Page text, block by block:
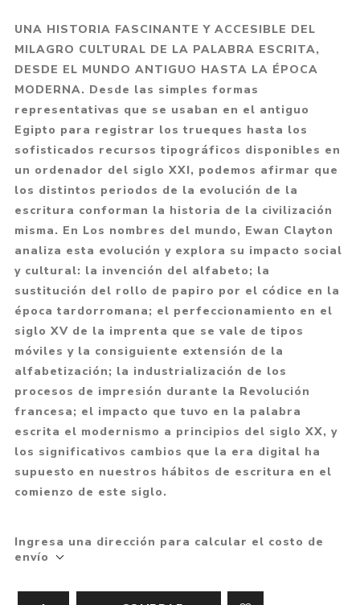
UNA HISTORIA FASCINANTE Y ACCESIBLE DEL
MILAGRO CULTURAL DE LA PALABRA ESCRITA,
DESDE EL MUNDO ANTIGUO HASTA LA ÉPOCA
MODERNA. Desde las simples formas
representativas que se usaban en el antiguo
Egipto para registrar los trueques hasta los
sofisticados recursos tipográficos disponibles en
un ordenador del siglo XXI, podemos afirmar que
los distintos periodos de la evolución de la
escritura conforman la historia de la civilización
misma. En Los nombres del mundo, Ewan Clayton
analiza esta evolución y explora su impacto social
y cultural: la invención del alfabeto; la
sustitución del rollo de papiro por el códice en la
época tardorromana; el perfeccionamiento en el
siglo XV de la imprenta que se vale de tipos
móviles y la consiguiente extensión de la
alfabetización; la industrialización de los
procesos de impresión durante la Revolución
francesa; el impacto que tuvo en la palabra
escrita el modernismo a principios del siglo XX, y
los significativos cambios que la era digital ha
supuesto en nuestros hábitos de escritura en el
comienzo de este siglo.
Ingresa una dirección para calcular el costo de
envío